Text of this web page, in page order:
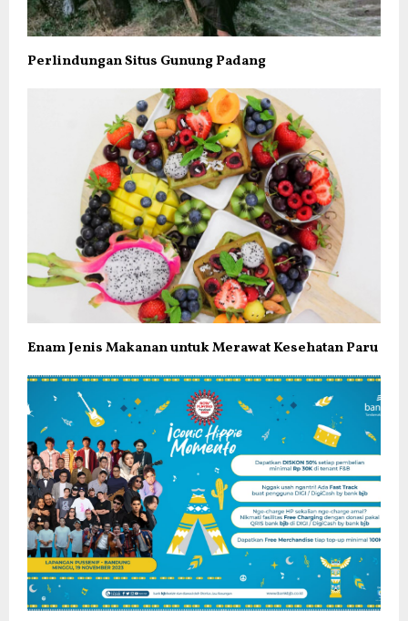
Perlindungan Situs Gunung Padang
Enam Jenis Makanan untuk Merawat Kesehatan Paru